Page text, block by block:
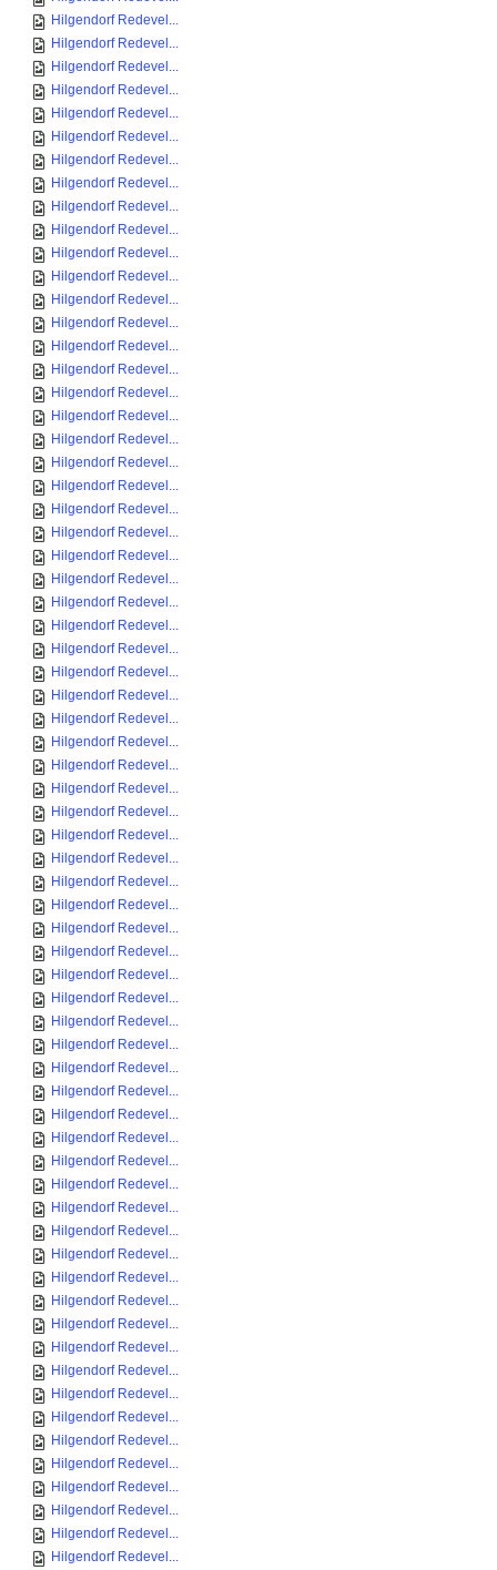
Hilgendorf Redevel...
Hilgendorf Redevel...
Hilgendorf Redevel...
Hilgendorf Redevel...
Hilgendorf Redevel...
Hilgendorf Redevel...
Hilgendorf Redevel...
Hilgendorf Redevel...
Hilgendorf Redevel...
Hilgendorf Redevel...
Hilgendorf Redevel...
Hilgendorf Redevel...
Hilgendorf Redevel...
Hilgendorf Redevel...
Hilgendorf Redevel...
Hilgendorf Redevel...
Hilgendorf Redevel...
Hilgendorf Redevel...
Hilgendorf Redevel...
Hilgendorf Redevel...
Hilgendorf Redevel...
Hilgendorf Redevel...
Hilgendorf Redevel...
Hilgendorf Redevel...
Hilgendorf Redevel...
Hilgendorf Redevel...
Hilgendorf Redevel...
Hilgendorf Redevel...
Hilgendorf Redevel...
Hilgendorf Redevel...
Hilgendorf Redevel...
Hilgendorf Redevel...
Hilgendorf Redevel...
Hilgendorf Redevel...
Hilgendorf Redevel...
Hilgendorf Redevel...
Hilgendorf Redevel...
Hilgendorf Redevel...
Hilgendorf Redevel...
Hilgendorf Redevel...
Hilgendorf Redevel...
Hilgendorf Redevel...
Hilgendorf Redevel...
Hilgendorf Redevel...
Hilgendorf Redevel...
Hilgendorf Redevel...
Hilgendorf Redevel...
Hilgendorf Redevel...
Hilgendorf Redevel...
Hilgendorf Redevel...
Hilgendorf Redevel...
Hilgendorf Redevel...
Hilgendorf Redevel...
Hilgendorf Redevel...
Hilgendorf Redevel...
Hilgendorf Redevel...
Hilgendorf Redevel...
Hilgendorf Redevel...
Hilgendorf Redevel...
Hilgendorf Redevel...
Hilgendorf Redevel...
Hilgendorf Redevel...
Hilgendorf Redevel...
Hilgendorf Redevel...
Hilgendorf Redevel...
Hilgendorf Redevel...
Hilgendorf Redevel...